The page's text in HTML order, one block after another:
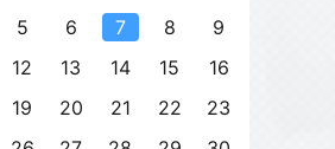
5 6 7 8
9
12 13 14 15
16
19 20 21 22
23